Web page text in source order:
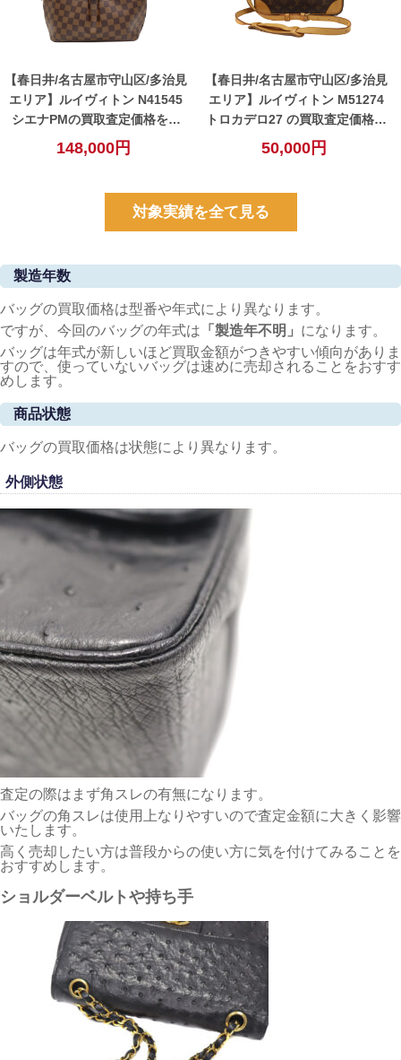
【春日井/名古屋市守山区/多治見
エリア】ルイヴィトン N41545
シエナPMの買取査定価格を公
開！【春日井】
148,000円
【春日井/名古屋市守山区/多治見
エリア】ルイヴィトン M51274
トロカデロ27 の買取査定価格を
公開！【春日井】
50,000円
対象実績を全て見る
製造年数
バッグの買取価格は型番や年式により異なります。
ですが、今回のバッグの年式は 「製造年不明 」 になります。
バッグは年式が新しいほど買取金額がつきやすい傾向がありま
すので、使っていないバッグは速めに売却されることをおすす
めします。
商品状態
バッグの買取価格は状態により異なります。
外側状態
査定の際はまず角スレの有無になります。
バッグの角スレは使用上なりやすいので査定金額に大きく影響
いたします。
高く売却したい方は普段からの使い方に気を付けてみることを
おすすめします。
ショルダーベルトや持ち手